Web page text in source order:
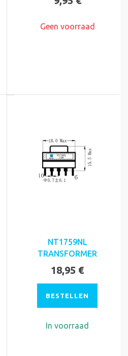
Geen voorraad
NT1759NL
TRANSFORMER
18,95 €
BESTELLEN
In voorraad